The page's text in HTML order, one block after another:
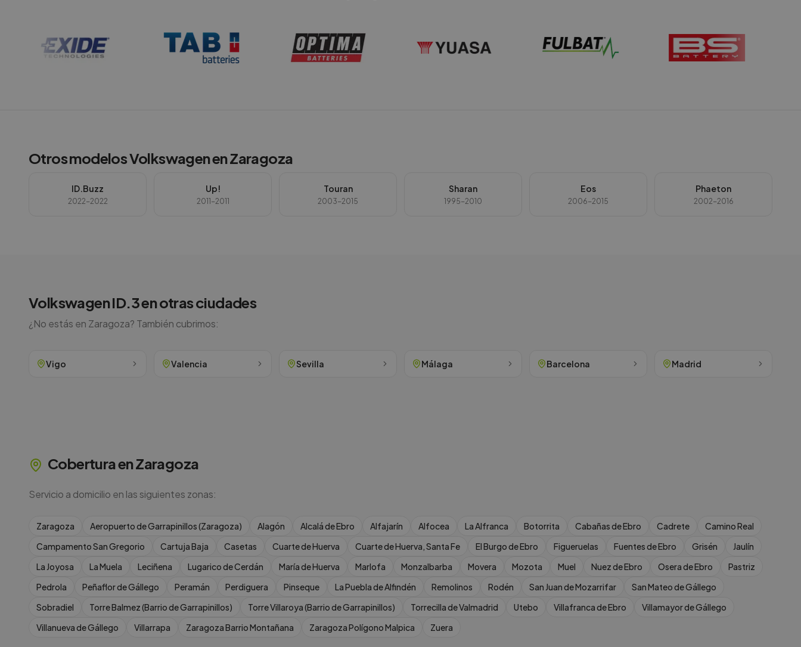
Otros modelosVolkswagenenZaragoza
ID.Buzz
2022-2022
Up!
2011-2011
Touran
2003-2015
Sharan
1995-2010
Eos
2006-2015
Phaeton
2002-2016
VolkswagenID.3en otras ciudades
¿No estás en Zaragoza? También cubrimos:
Vigo Valencia Sevilla Málaga Barcelona Madrid
Cobertura enZaragoza
Servicio a domicilio en las siguientes zonas:
Zaragoza Aeropuerto de Garrapinillos (Zaragoza) Alagón Alcalá de Ebro Alfajarín Alfocea La Alfranca Botorrita Cabañas de Ebro Cadrete
Camino Real
Campamento San Gregorio
Cartuja Baja Casetas Cuarte de Huerva Cuarte de Huerva, Santa Fe El Burgo de Ebro Figueruelas Fuentes de Ebro Grisén
Jaulín
La Joyosa
La Muela Leciñena Lugarico de Cerdán María de Huerva Marlofa Monzalbarba Movera Mozota Muel Nuez de Ebro Osera de Ebro
Pastriz
Pedrola
Peñaflor de Gállego Peramán Perdiguera Pinseque La Puebla de Alfindén Remolinos Rodén San Juan de Mozarrifar
San Mateo de Gállego
Sobradiel
Torre Balmez (Barrio de Garrapinillos) Torre Villaroya (Barrio de Garrapinillos) Torrecilla de Valmadrid Utebo Villafranca de Ebro
Villamayor de Gállego
Villanueva de Gállego
Villarrapa Zaragoza Barrio Montañana Zaragoza Polígono Malpica Zuera